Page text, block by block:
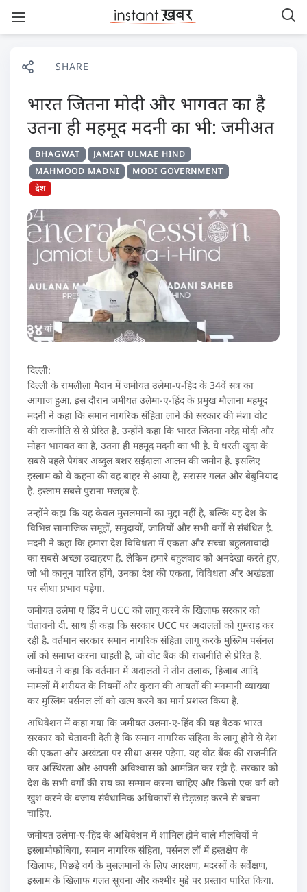
SHARE
भारत जितना मोदी और भागवत का है
उतना ही महमूद मदनी का भी: जमीअत
BHAGWAT
JAMIAT ULMAE HIND
MAHMOOD MADNI
MODI GOVERNMENT
देश
दिल्ली:
दिल्ली के रामलीला मैदान में जमीयत उलेमा-ए-हिंद के 34वें सत्र का
आगाज हुआ. इस दौरान जमीयत उलेमा-ए-हिंद के प्रमुख मौलाना महमूद
मदनी ने कहा कि समान नागरिक संहिता लाने की सरकार की मंशा वोट
की राजनीति से से प्रेरित है. उन्होंने कहा कि भारत जितना नरेंद्र मोदी और
मोहन भागवत का है, उतना ही महमूद मदनी का भी है. ये धरती खुदा के
सबसे पहले पैगंबर अब्दुल बशर सईदाला आलम की जमीन है. इसलिए
इस्लाम को ये कहना की वह बाहर से आया है, सरासर गलत और बेबुनियाद
है. इस्लाम सबसे पुराना मजहब है.
उन्होंने कहा कि यह केवल मुसलमानों का मुद्दा नहीं है, बल्कि यह देश के
विभिन्न सामाजिक समूहों, समुदायों, जातियों और सभी वर्गों से संबंधित है.
मदनी ने कहा कि हमारा देश विविधता में एकता और सच्चा बहुलतावादी
का सबसे अच्छा उदाहरण है. लेकिन हमारे बहुलवाद को अनदेखा करते हुए,
जो भी कानून पारित होंगे, उनका देश की एकता, विविधता और अखंडता
पर सीधा प्रभाव पड़ेगा.
जमीयत उलेमा ए हिंद ने UCC को लागू करने के खिलाफ सरकार को
चेतावनी दी. साथ ही कहा कि सरकार UCC पर अदालतों को गुमराह कर
रही है. वर्तमान सरकार समान नागरिक संहिता लागू करके मुस्लिम पर्सनल
लॉ को समाप्त करना चाहती है, जो वोट बैंक की राजनीति से प्रेरित है.
जमीयत ने कहा कि वर्तमान में अदालतों ने तीन तलाक, हिजाब आदि
मामलों में शरीयत के नियमों और कुरान की आयतों की मनमानी व्याख्या
कर मुस्लिम पर्सनल लॉ को खत्म करने का मार्ग प्रशस्त किया है.
अधिवेशन में कहा गया कि जमीयत उलमा-ए-हिंद की यह बैठक भारत
सरकार को चेतावनी देती है कि समान नागरिक संहिता के लागू होने से देश
की एकता और अखंडता पर सीधा असर पड़ेगा. यह वोट बैंक की राजनीति
कर अस्थिरता और आपसी अविश्वास को आमंत्रित कर रही है. सरकार को
देश के सभी वर्गों की राय का सम्मान करना चाहिए और किसी एक वर्ग को
खुश करने के बजाय संवैधानिक अधिकारों से छेड़छाड़ करने से बचना
चाहिए.
जमीयत उलेमा-ए-हिंद के अधिवेशन में शामिल होने वाले मौलवियों ने
इस्लामोफोबिया, समान नागरिक संहिता, पर्सनल लॉ में हस्तक्षेप के
खिलाफ, पिछड़े वर्ग के मुसलमानों के लिए आरक्षण, मदरसों के सर्वेक्षण,
इस्लाम के खिलाफ गलत सूचना और कश्मीर मुद्दे पर प्रस्ताव पारित किया.